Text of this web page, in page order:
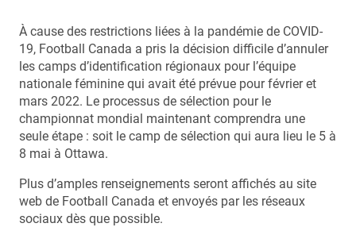
À cause des restrictions liées à la pandémie de COVID-
19, Football Canada a pris la décision difficile d’annuler
les camps d’identification régionaux pour l’équipe
nationale féminine qui avait été prévue pour février et
mars 2022. Le processus de sélection pour le
championnat mondial maintenant comprendra une
seule étape : soit le camp de sélection qui aura lieu le 5 à
8 mai à Ottawa.
Plus d’amples renseignements seront affichés au site
web de Football Canada et envoyés par les réseaux
sociaux dès que possible.